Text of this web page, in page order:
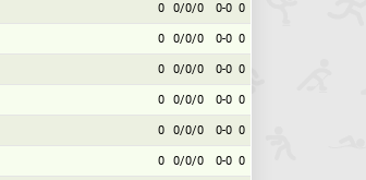
0 0/0/0 0-0 0
0 0/0/0 0-0 0
0 0/0/0 0-0 0
0 0/0/0 0-0 0
0 0/0/0 0-0 0
0 0/0/0 0-0 0